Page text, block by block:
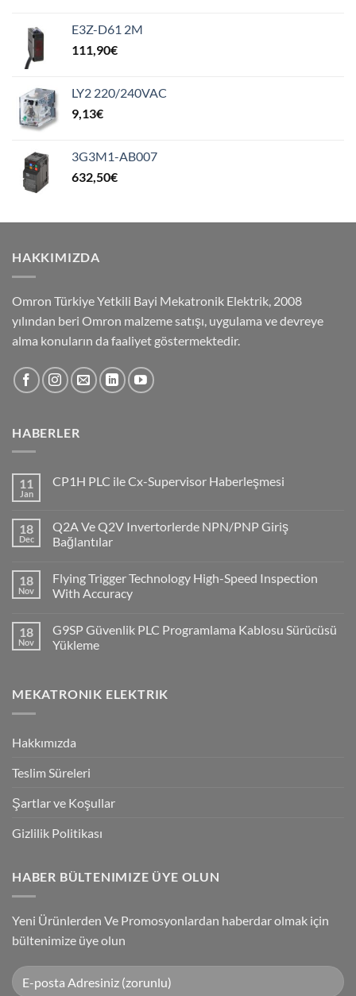
E3Z-D61 2M
111,90€
LY2 220/240VAC
9,13€
3G3M1-AB007
632,50€
HAKKIMIZDA
Omron Türkiye Yetkili Bayi Mekatronik Elektrik, 2008
yılından beri Omron malzeme satışı, uygulama ve devreye
alma konuların da faaliyet göstermektedir.
HABERLER
11
Jan
CP1H PLC ile Cx-Supervisor Haberleşmesi
CP1H
PLC
ile
Haberleşmesi
18
Dec
Q2A Ve Q2V Invertorlerde NPN/PNP Giriş
Bağlantılar
on
Q2A
Ve
NPN/PNP
Giriş
Bağlantılar
18
Nov
Flying Trigger Technology High-Speed Inspection
With Accuracy
on
Flying
Trigger
Inspection
With
18
Nov
G9SP Güvenlik PLC Programlama Kablosu Sürücüsü
Yükleme
G9SP
Güvenlik
Sürücüsü
MEKATRONIK ELEKTRIK
Hakkımızda
Teslim Süreleri
Şartlar ve Koşullar
Gizlilik Politikası
HABER BÜLTENIMIZE ÜYE OLUN
Yeni Ürünlerden Ve Promosyonlardan haberdar olmak için
bültenimize üye olun